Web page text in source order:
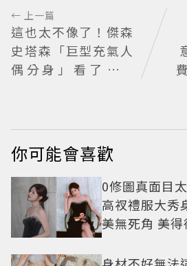
← 上一篇
這也太不像了！傑森
史塔森「巨型充氣人
偶分身」看了只想
你可能會喜歡
0修圖真面目
高衩禮服大秀
美無死角 美得